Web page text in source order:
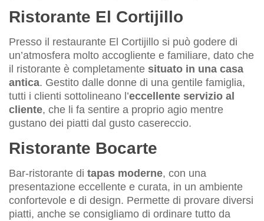
Ristorante El Cortijillo
Presso il restaurante El Cortijillo si può godere di
un’atmosfera molto accogliente e familiare, dato che
il ristorante è completamente situato in una casa
antica. Gestito dalle donne di una gentile famiglia,
tutti i clienti sottolineano l’eccellente servizio al
cliente, che li fa sentire a proprio agio mentre
gustano dei piatti dal gusto casereccio.
Ristorante Bocarte
Bar-ristorante di tapas moderne, con una
presentazione eccellente e curata, in un ambiente
confortevole e di design. Permette di provare diversi
piatti, anche se consigliamo di ordinare tutto da